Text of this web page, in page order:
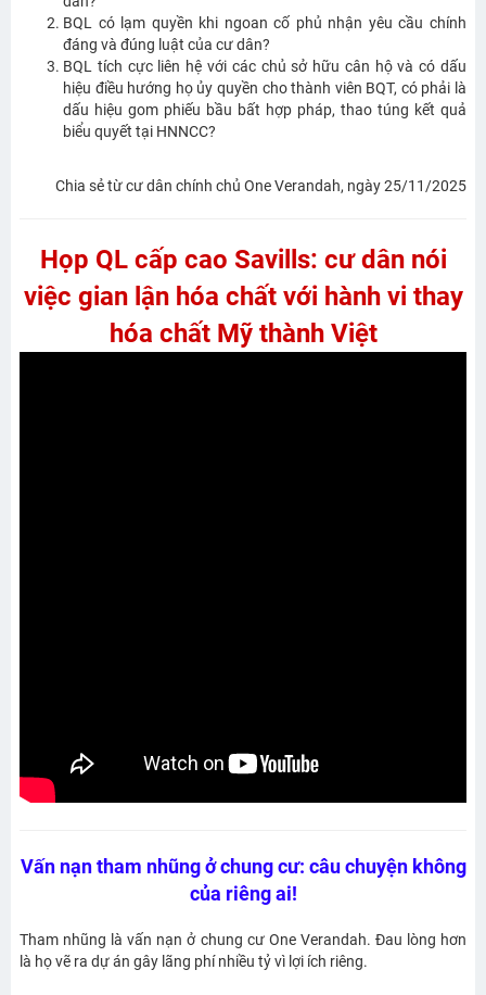
BQL có lạm quyền khi ngoan cố phủ nhận yêu cầu chính
đáng và đúng luật của cư dân?
BQL tích cực liên hệ với các chủ sở hữu cân hộ và có dấu
hiệu điều hướng họ ủy quyền cho thành viên BQT, có phải là
dấu hiệu gom phiếu bầu bất hợp pháp, thao túng kết quả
biểu quyết tại HNNCC?
Chia sẻ từ cư dân chính chủ One Verandah, ngày 25/11/2025
Họp QL cấp cao Savills: cư dân nói
việc gian lận hóa chất với hành vi thay
hóa chất Mỹ thành Việt
Vấn nạn tham nhũng ở chung cư: câu chuyện không
của riêng ai!
Tham nhũng là vấn nạn ở chung cư One Verandah. Đau lòng hơn
là họ vẽ ra dự án gây lãng phí nhiều tỷ vì lợi ích riêng.